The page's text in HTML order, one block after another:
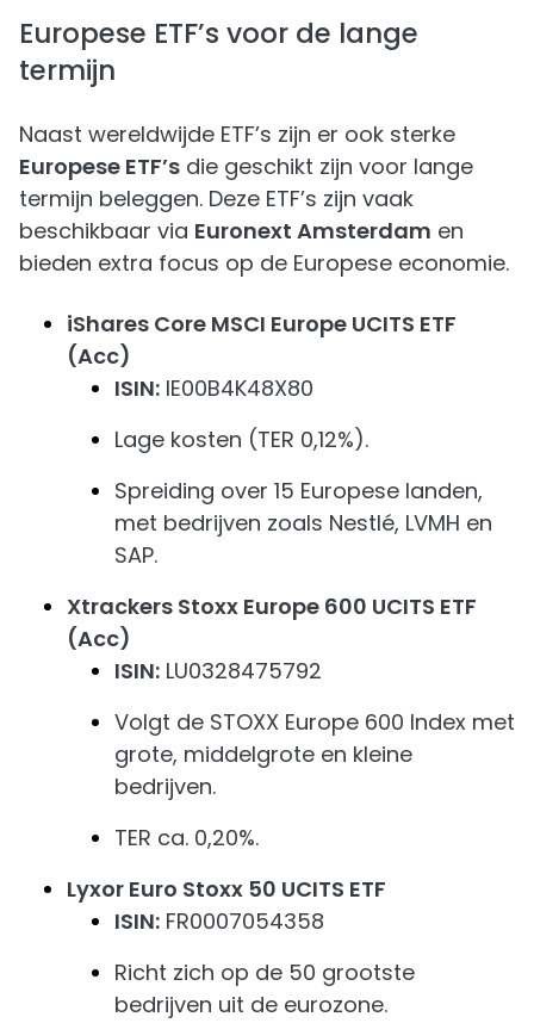
Europese ETF’s voor de lange
termijn
Naast wereldwijde ETF’s zijn er ook sterke
Europese ETF’s die geschikt zijn voor lange
termijn beleggen. Deze ETF’s zijn vaak
beschikbaar via Euronext Amsterdam en
bieden extra focus op de Europese economie.
iShares Core MSCI Europe UCITS ETF
(Acc)
ISIN: IE00B4K48X80
Lage kosten (TER 0,12%).
Spreiding over 15 Europese landen,
met bedrijven zoals Nestlé, LVMH en
SAP.
Xtrackers Stoxx Europe 600 UCITS ETF
(Acc)
ISIN: LU0328475792
Volgt de STOXX Europe 600 Index met
grote, middelgrote en kleine
bedrijven.
TER ca. 0,20%.
Lyxor Euro Stoxx 50 UCITS ETF
ISIN: FR0007054358
Richt zich op de 50 grootste
bedrijven uit de eurozone.